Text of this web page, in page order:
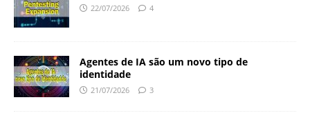
22/07/2026 4
Agentes de IA são um novo tipo de
identidade
21/07/2026 3